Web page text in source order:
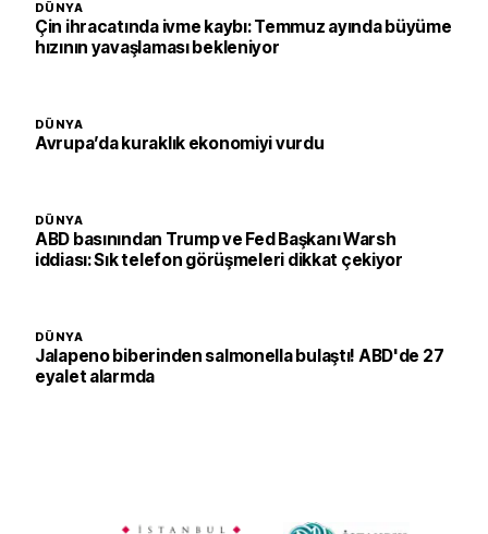
DÜNYA
Çin ihracatında ivme kaybı: Temmuz ayında büyüme
hızının yavaşlaması bekleniyor
DÜNYA
Avrupa’da kuraklık ekonomiyi vurdu
DÜNYA
ABD basınından Trump ve Fed Başkanı Warsh
iddiası: Sık telefon görüşmeleri dikkat çekiyor
DÜNYA
Jalapeno biberinden salmonella bulaştı! ABD'de 27
eyalet alarmda